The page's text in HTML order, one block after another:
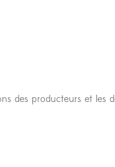
des producteurs et les